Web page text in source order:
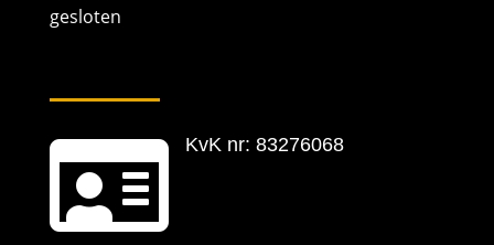
gesloten
 KvK nr: 83276068